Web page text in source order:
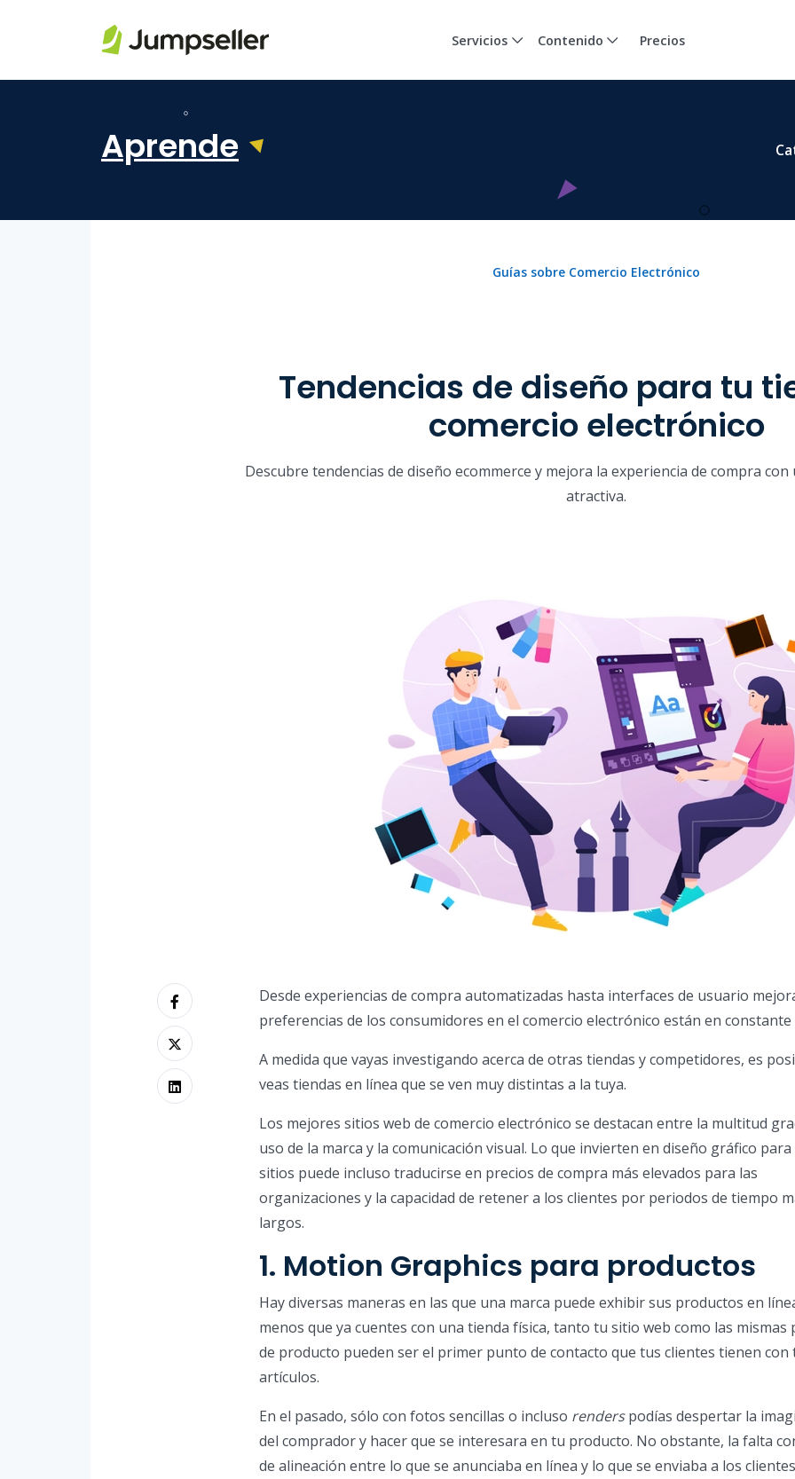
Servicios Contenido Precios
Aprende
Guías sobre Comercio Electrónico
Tendencias de diseño para tu
comercio electrónico
Descubre tendencias de diseño ecommerce y mejora la experiencia de compra
atractiva.
Desde experiencias de compra automatizadas hasta interfaces de usuario
preferencias de los consumidores en el comercio electrónico están en constante
A medida que vayas investigando acerca de otras tiendas y competidores, es
veas tiendas en línea que se ven muy distintas a la tuya.
Los mejores sitios web de comercio electrónico se destacan entre la multitud
uso de la marca y la comunicación visual. Lo que invierten en diseño gráfico para
sitios puede incluso traducirse en precios de compra más elevados para las
organizaciones y la capacidad de retener a los clientes por periodos de tiempo
largos.
1. Motion Graphics para productos
Hay diversas maneras en las que una marca puede exhibir sus productos en
menos que ya cuentes con una tienda física, tanto tu sitio web como las mismas
de producto pueden ser el primer punto de contacto que tus clientes tienen con
artículos.
En el pasado, sólo con fotos sencillas o incluso renderspodías despertar la
del comprador y hacer que se interesara en tu producto. No obstante, la falta
de alineación entre lo que se anunciaba en línea y lo que se enviaba a los